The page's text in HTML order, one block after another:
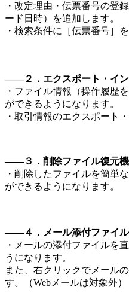
・改定理由・伝票番号の登
ード日時）を追加します。
・検索条件に［伝票番号］
――２．エクスポート・イ
・ファイル情報（操作履歴
ができるようになります。
・取引情報のエクスポート
――３．削除ファイル復元
・削除したファイルを簡単
ができるようになります。
――４．メール添付ファイ
・メールの添付ファイルを
うになります。
また、右クリックでメール
す。（Webメールは対象外）